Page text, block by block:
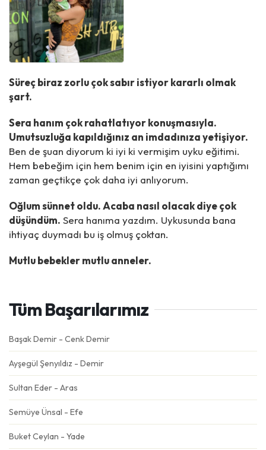
Süreç biraz zorlu çok sabır istiyor kararlı olmak
şart.
Sera hanım çok rahatlatıyor konuşmasıyla.
Umutsuzluğa kapıldığınız an imdadınıza yetişiyor.
Ben de şuan diyorum ki iyi ki vermişim uyku eğitimi.
Hem bebeğim için hem benim için en iyisini yaptığımı
zaman geçtikçe çok daha iyi anlıyorum.
Oğlum sünnet oldu. Acaba nasıl olacak diye çok
düşündüm. Sera hanıma yazdım. Uykusunda bana
ihtiyaç duymadı bu iş olmuş çoktan.
Mutlu bebekler mutlu anneler.
Tüm Başarılarımız
Başak Demir - Cenk Demir
Ayşegül Şenyıldız - Demir
Sultan Eder - Aras
Semüye Ünsal - Efe
Buket Ceylan - Yade